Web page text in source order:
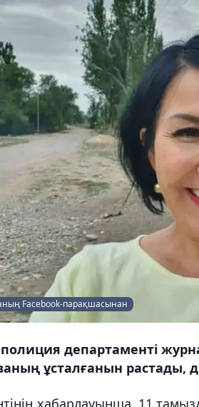
Facebook-парақшасынан
департаменті
ұсталғанын растады,
хабарлауынша, 11